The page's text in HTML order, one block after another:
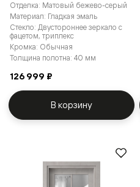
Отделка: Матовый бежево-серый
Материал: Гладкая эмаль
Стекло: Двустороннее зеркало с
фацетом, триплекс
Кромка: Обычная
Толщина полотна: 40 мм
126 999 ₽
В корзину